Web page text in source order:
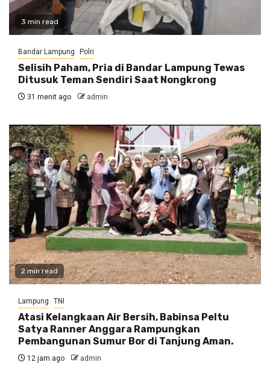
3 min read
Bandar Lampung Polri
Selisih Paham, Pria di Bandar Lampung Tewas
Ditusuk Teman Sendiri Saat Nongkrong
31 menit ago admin
2 min read
Lampung TNI
Atasi Kelangkaan Air Bersih, Babinsa Peltu
Satya Ranner Anggara Rampungkan
Pembangunan Sumur Bor di Tanjung Aman.
12 jam ago admin